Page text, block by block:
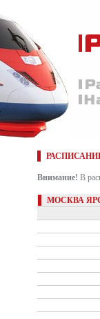
Внимание! В
МОСКВА